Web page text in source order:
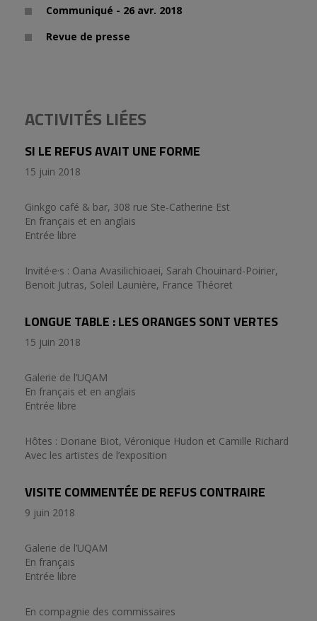
Communiqué - 26 avr. 2018
Revue de presse
ACTIVITÉS LIÉES
SI LE REFUS AVAIT UNE FORME
15 juin 2018
Ginkgo café & bar, 308 rue Ste-Catherine Est
En français et en anglais
Entrée libre
Invité·e·s : Oana Avasilichioaei, Sarah Chouinard-Poirier,
Benoit Jutras, Soleil Launière, France Théoret
LONGUE TABLE : LES ORANGES SONT VERTES
15 juin 2018
Galerie de l’UQAM
En français et en anglais
Entrée libre
Hôtes : Doriane Biot, Véronique Hudon et Camille Richard
Avec les artistes de l’exposition
VISITE COMMENTÉE DE REFUS CONTRAIRE
9 juin 2018
Galerie de l’UQAM
En français
Entrée libre
En compagnie des commissaires